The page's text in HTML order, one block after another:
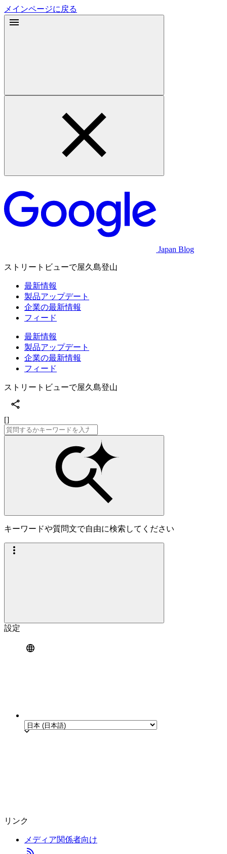
メインページに戻る
Japan Blog
ストリートビューで屋久島登山
最新情報
製品アップデート
企業の最新情報
フィード
最新情報
製品アップデート
企業の最新情報
フィード
ストリートビューで屋久島登山
[]
キーワードや質問文で自由に検索してください
設定
リンク
メディア関係者向け